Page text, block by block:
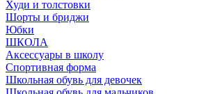
Худи и толстовки
Шорты и бриджи
Юбки
ШКОЛА
Аксессуары в школу
Спортивная форма
Школьная обувь для девочек